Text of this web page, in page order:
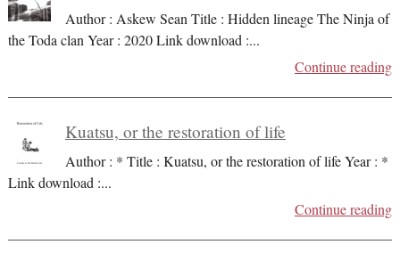
Author : Askew Sean Title : Hidden lineage The Ninja of
the Toda clan Year : 2020 Link download :...
Continue reading
Kuatsu, or the restoration of life
Author : * Title : Kuatsu, or the restoration of life Year : *
Link download :...
Continue reading